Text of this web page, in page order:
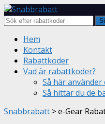
Skip
content
Hem
Kontakt
Rabattkoder
Vad är rabattkoder?
Så här
Så hittar du de
Snabbrabatt >e-Gear